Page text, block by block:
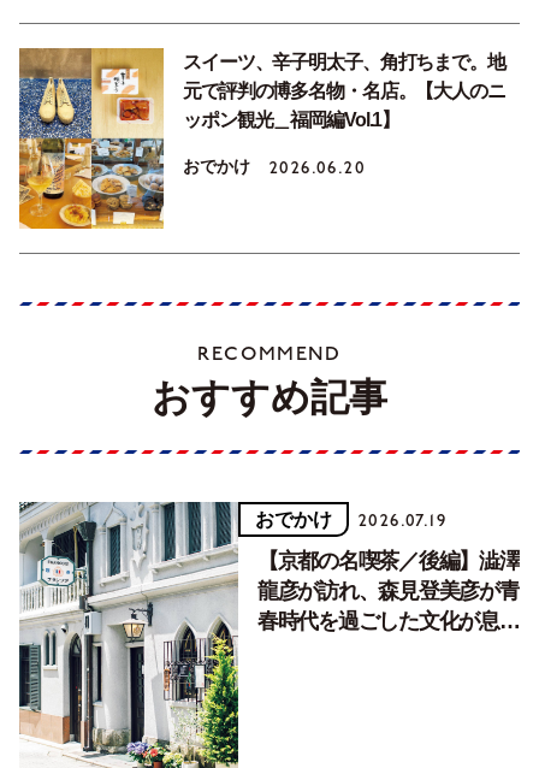
スイーツ、辛子明太子、角打ちまで。地
元で評判の博多名物・名店。【大人のニ
ッポン観光＿福岡編Vol.1】
おでかけ 2026.06.20
RECOMMEND
おすすめ記事
おでかけ 2026.07.19
【京都の名喫茶／後編】澁澤
龍彦が訪れ、森見登美彦が青
春時代を過ごした文化が息づ